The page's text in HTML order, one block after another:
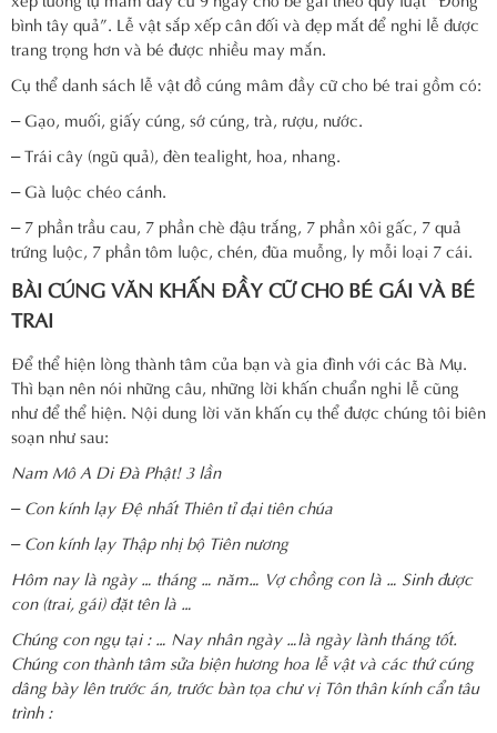
bình tây quả”. Lễ vật sắp xếp cân đối và đẹp mắt để nghi lễ được
trang trọng hơn và bé được nhiều may mắn.
Cụ thể danh sách lễ vật đồ cúng mâm đầy cữ cho bé trai gồm có:
– Gạo, muối, giấy cúng, sớ cúng, trà, rượu, nước.
– Trái cây (ngũ quả), đèn tealight, hoa, nhang.
– Gà luộc chéo cánh.
– 7 phần trầu cau, 7 phần chè đậu trắng, 7 phần xôi gấc, 7 quả
trứng luộc, 7 phần tôm luộc, chén, đũa muỗng, ly mỗi loại 7 cái.
BÀI CÚNG VĂN KHẤN ĐẦY CỮ CHO BÉ GÁI VÀ BÉ
TRAI
Để thể hiện lòng thành tâm của bạn và gia đình với các Bà Mụ.
Thì bạn nên nói những câu, những lời khấn chuẩn nghi lễ cũng
như để thể hiện. Nội dung lời văn khấn cụ thể được chúng tôi biên
soạn như sau:
Nam Mô A Di Đà Phật! 3 lần
– Con kính lạy Đệ nhất Thiên tỉ đại tiên chúa
– Con kính lạy Thập nhị bộ Tiên nương
Hôm nay là ngày … tháng … năm… Vợ chồng con là … Sinh được
con (trai, gái) đặt tên là …
Chúng con ngụ tại : … Nay nhân ngày …là ngày lành tháng tốt.
Chúng con thành tâm sửa biện hương hoa lễ vật và các thứ cúng
dâng bày lên trước án, trước bàn tọa chư vị Tôn thân kính cẩn tâu
trình :